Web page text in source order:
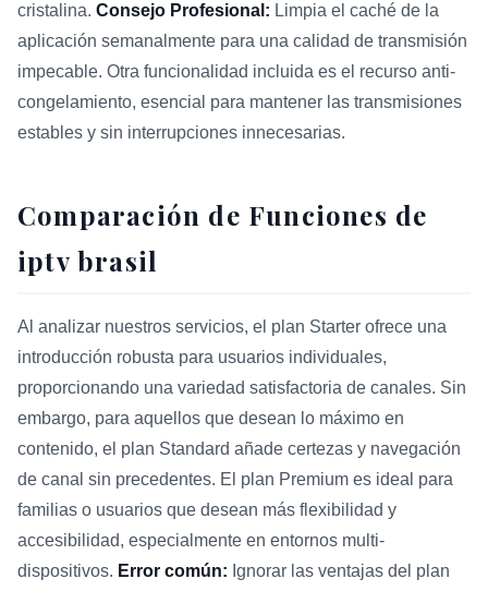
cristalina. Consejo Profesional: Limpia el caché de la
aplicación semanalmente para una calidad de transmisión
impecable. Otra funcionalidad incluida es el recurso anti-
congelamiento, esencial para mantener las transmisiones
estables y sin interrupciones innecesarias.
Comparación de Funciones de
iptv brasil
Al analizar nuestros servicios, el plan Starter ofrece una
introducción robusta para usuarios individuales,
proporcionando una variedad satisfactoria de canales. Sin
embargo, para aquellos que desean lo máximo en
contenido, el plan Standard añade certezas y navegación
de canal sin precedentes. El plan Premium es ideal para
familias o usuarios que desean más flexibilidad y
accesibilidad, especialmente en entornos multi-
dispositivos. Error común: Ignorar las ventajas del plan